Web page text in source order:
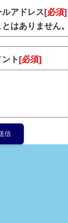
ルアドレス [必須]
はありません。
ト [必須]